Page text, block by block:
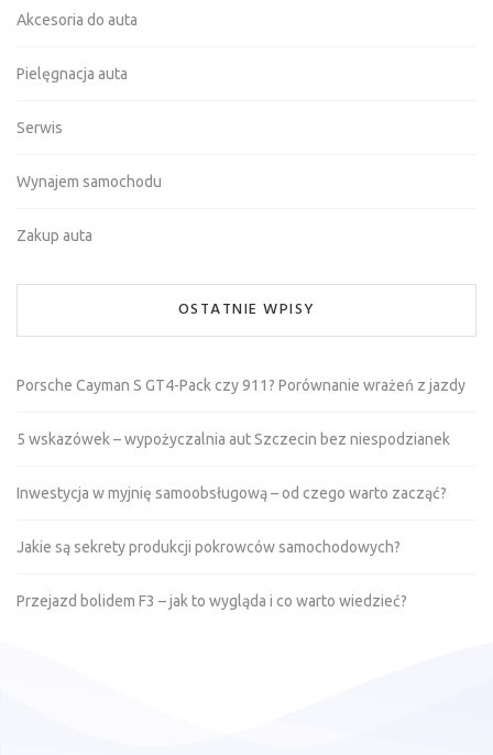
Akcesoria do auta
Pielęgnacja auta
Serwis
Wynajem samochodu
Zakup auta
OSTATNIE WPISY
Porsche Cayman S GT4-Pack czy 911? Porównanie wrażeń z jazdy
5 wskazówek – wypożyczalnia aut Szczecin bez niespodzianek
Inwestycja w myjnię samoobsługową – od czego warto zacząć?
Jakie są sekrety produkcji pokrowców samochodowych?
Przejazd bolidem F3 – jak to wygląda i co warto wiedzieć?